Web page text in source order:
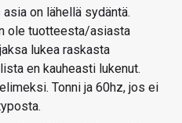
on lähellä sydäntä.
ole tuotteesta/asiasta
lukea raskasta
en kauheasti lukenut.
Tonni ja 60hz, jos ei